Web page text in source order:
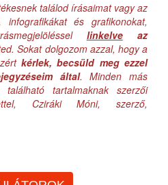
találod írásaimat vagy az
és grafikonokat,
linkelveaz
Sokat dolgozom azzal, hogy a
kérlek, becsüld meg ezzel
által. Minden más
tartalmaknak szerzői
Cziráki Móni, szerző,